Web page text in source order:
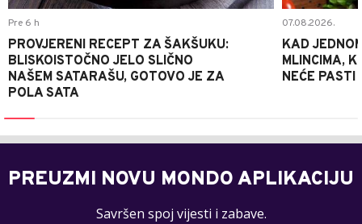
Pre 6 h
PROVJERENI RECEPT ZA ŠAKŠUKU:
BLISKOISTOČNO JELO SLIČNO
NAŠEM SATARAŠU, GOTOVO JE ZA
POLA SATA
07.08.2026.
KAD
MLINCIMA,
NEĆE PASTI
PREUZMI NOVU MONDO APLIKACIJU
Savršen spoj vijesti i zabave.